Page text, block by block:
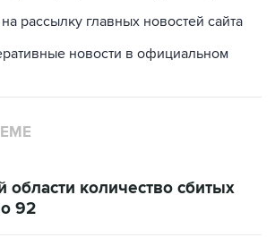
рассылку главных новостей сайта
новости в официальном
области количество сбитых
92